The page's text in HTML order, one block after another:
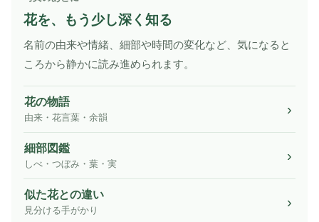
花を、もう少し深く知る
名前の由来や情緒、細部や時間の変化など、気になると
ころから静かに読み進められます。
花の物語
由来・花言葉・余韻
細部図鑑
しべ・つぼみ・葉・実
似た花との違い
見分ける手がかり